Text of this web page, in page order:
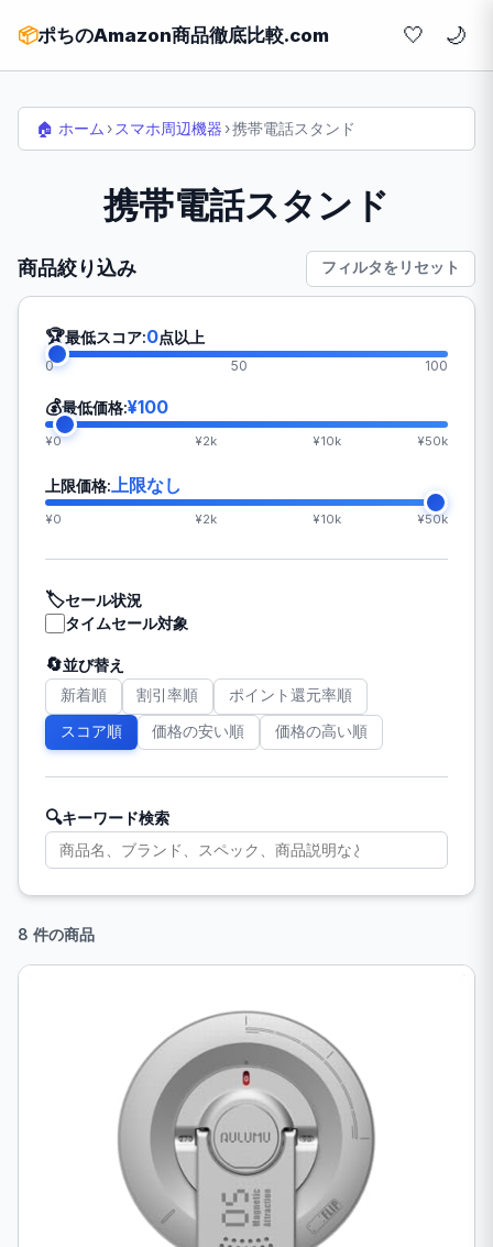
📦ポちのAmazon商品徹底比較.com 🤍
🏠 ホーム › スマホ周辺機器 ›携帯電話スタンド
携帯電話スタンド
商品絞り込み フィルタをリセット
🏆最低スコア:0点以上
0 50 100
💰最低価格:¥100
¥0 ¥2k ¥10k ¥50k
上限価格: 上限なし
¥0 ¥2k ¥10k ¥50k
🏷️セール状況
タイムセール対象
🔄並び替え
新着順 割引率順 ポイント還元率順
スコア順 価格の安い順 価格の高い順
🔍キーワード検索
8 件の商品